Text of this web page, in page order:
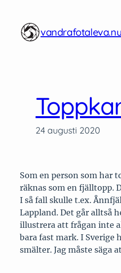
innehåll vandrafotaleva.nu
24 augusti 2020
Som en person som har
räknas som en fjälltopp.
I så fall skulle t.ex.
Lappland. Det går alltså
illustrera att frågan inte
bara fast mark. I Sverige
smälter. Jag måste säga